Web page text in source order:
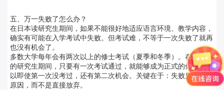
五、万一失败了怎么办？
在日本读研究生期间，如果不能很好地适应语言环境、教学内容，
确实有可能在入学考试中失败。但考试难，不等于一次失败了就再
也没有机会了。
多数大学每年会有两次以上的修士考试（夏季和冬季）。在第一年
的研究生期间，只要有一次考试通过，就能够成为正式的修士。所
以即使第一次没考过，还有第二次机会。关键在于：失败后要复盘
原因，而不是直接放弃。